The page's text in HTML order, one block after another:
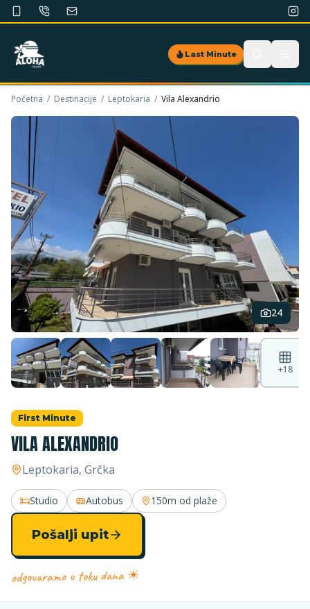
Last Minute
Početna / Destinacije / Leptokaria / Vila Alexandrio
24
+18
First Minute
VILA ALEXANDRIO
Leptokaria, Grčka
Studio Autobus 150m od plaže
Pošalji upit
odgovaramo u toku dana ☀